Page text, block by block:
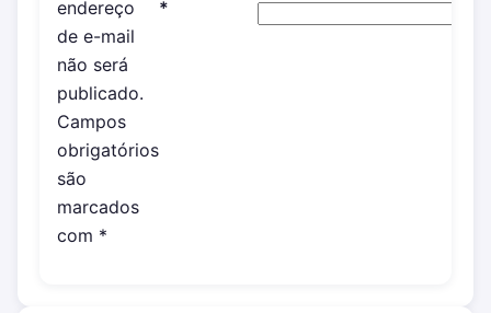
endereço
de e-mail
não será
publicado.
Campos
obrigatórios
são
marcados
com *
*